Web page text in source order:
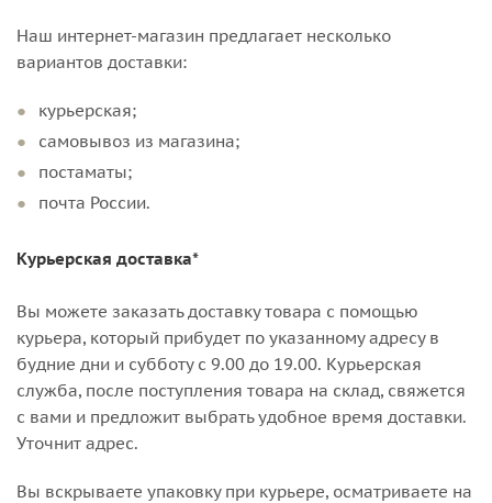
Наш интернет-магазин предлагает несколько
вариантов доставки:
курьерская;
самовывоз из магазина;
постаматы;
почта России.
Курьерская доставка*
Вы можете заказать доставку товара с помощью
курьера, который прибудет по указанному адресу в
будние дни и субботу с 9.00 до 19.00. Курьерская
служба, после поступления товара на склад, свяжется
с вами и предложит выбрать удобное время доставки.
Уточнит адрес.
Вы вскрываете упаковку при курьере, осматриваете на